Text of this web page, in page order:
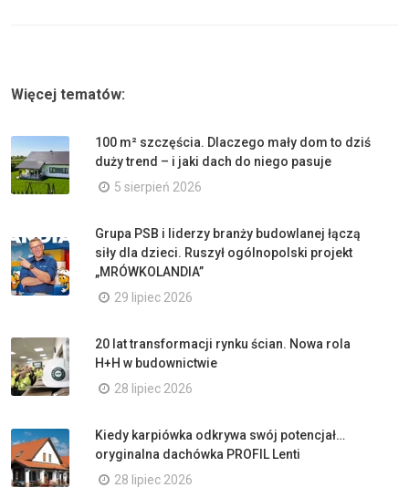
Więcej tematów:
100 m² szczęścia. Dlaczego mały dom to dziś
duży trend – i jaki dach do niego pasuje
5 sierpień 2026
Grupa PSB i liderzy branży budowlanej łączą
siły dla dzieci. Ruszył ogólnopolski projekt
„MRÓWKOLANDIA”
29 lipiec 2026
20 lat transformacji rynku ścian. Nowa rola
H+H w budownictwie
28 lipiec 2026
Kiedy karpiówka odkrywa swój potencjał…
oryginalna dachówka PROFIL Lenti
28 lipiec 2026